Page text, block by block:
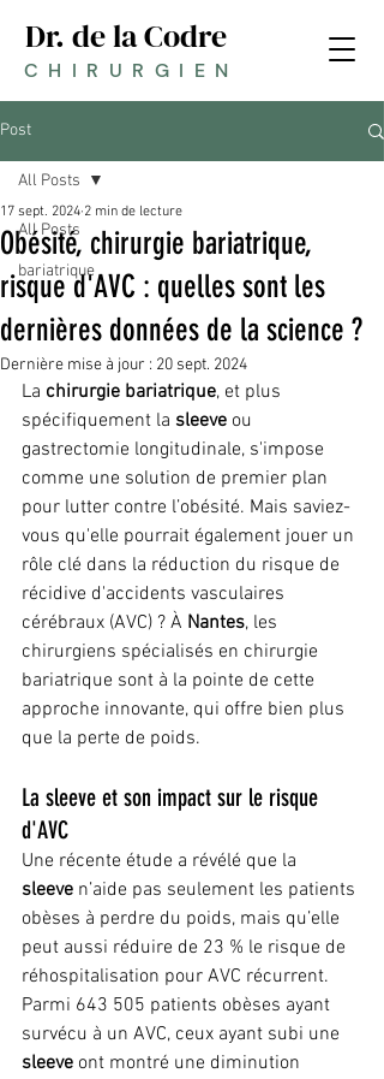
Dr. de la Codre
CHIRURGIEN
Post
All Posts
bariatrique
All Posts
Obésité, chirurgie bariatrique,
risque d'AVC : quelles sont les
dernières données de la science ?
17 sept. 2024 2 min de lecture
Dernière mise à jour : 20 sept. 2024
La chirurgie bariatrique, et plus
spécifiquement la sleeve ou
gastrectomie longitudinale, s'impose
comme une solution de premier plan
pour lutter contre l’obésité. Mais saviez-
vous qu'elle pourrait également jouer un
rôle clé dans la réduction du risque de
récidive d'accidents vasculaires
cérébraux (AVC) ? À Nantes, les
chirurgiens spécialisés en chirurgie
bariatrique sont à la pointe de cette
approche innovante, qui offre bien plus
que la perte de poids.
La sleeve et son impact sur le risque
d'AVC
Une récente étude a révélé que la
sleeve n’aide pas seulement les patients
obèses à perdre du poids, mais qu’elle
peut aussi réduire de 23 % le risque de
réhospitalisation pour AVC récurrent.
Parmi 643 505 patients obèses ayant
survécu à un AVC, ceux ayant subi une
sleeve ont montré une diminution